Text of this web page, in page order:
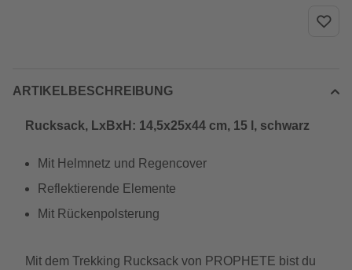
ARTIKELBESCHREIBUNG
Rucksack, LxBxH: 14,5x25x44 cm, 15 l, schwarz
Mit Helmnetz und Regencover
Reflektierende Elemente
Mit Rückenpolsterung
Mit dem Trekking Rucksack von PROPHETE bist du